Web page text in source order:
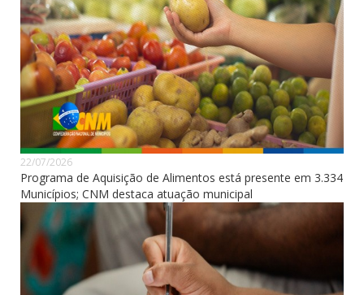
22/07/2026
Programa de Aquisição de Alimentos está presente em 3.334
Municípios; CNM destaca atuação municipal